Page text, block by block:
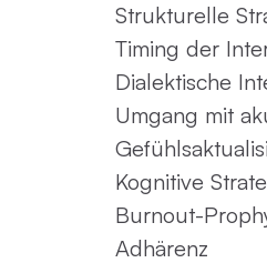
Strukturelle
Timing der
Dialektische
Umgang mit
Kognitive
Burnout-
Adhärenz